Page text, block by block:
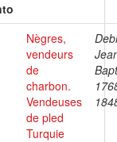
Nègres,
vendeurs
de
charbon.
Vendeuses
de pled
Turquie